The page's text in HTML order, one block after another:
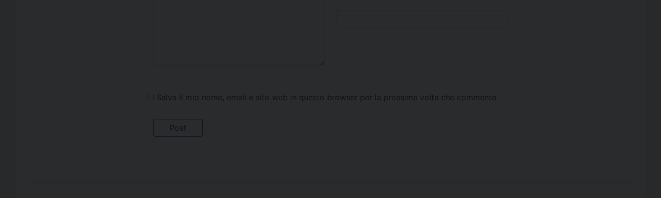
Salva il mio nome, email e sito web in questo browser per la prossima volta che commento.